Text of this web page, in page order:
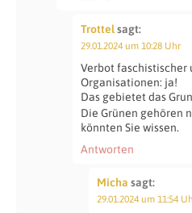
Trottelsagt:
29.01.2024 um 10:28 Uhr
Verbot faschistischer
Organisationen: ja!
Das gebietet das
Die Grünen gehören
könnten Sie wissen.
Antworten
Micha sagt:
29.01.2024 um 11:54